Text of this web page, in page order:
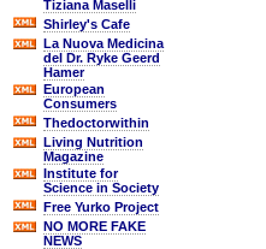
Tiziana Maselli
Shirley's Cafe
La Nuova Medicina
del Dr. Ryke Geerd
Hamer
European
Consumers
Thedoctorwithin
Living Nutrition
Magazine
Institute for
Science in Society
Free Yurko Project
NO MORE FAKE
NEWS